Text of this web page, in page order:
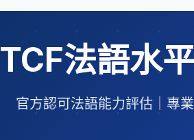
TCF法語水
官方認可法語能力評估｜專